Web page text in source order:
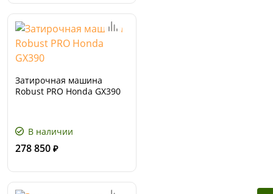
Затирочная машина
Robust PRO Honda GX390
В наличии
278 850 ₽